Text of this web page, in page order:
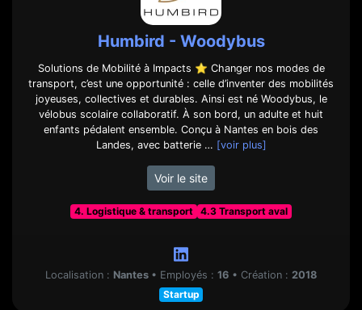
Humbird - Woodybus
Solutions de Mobilité à Impacts ⭐ Changer nos modes de
transport, c’est une opportunité : celle d’inventer des mobilités
joyeuses, collectives et durables. Ainsi est né Woodybus, le
vélobus scolaire collaboratif. À son bord, un adulte et huit
enfants pédalent ensemble. Conçu à Nantes en bois des
Landes, avec batterie … [voir plus]
Voir le site
4. Logistique & transport 4.3 Transport aval
Localisation : Nantes • Employés : 16 • Création : 2018
Startup